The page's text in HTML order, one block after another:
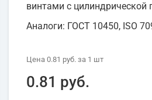
винтами с цилиндрической
Аналоги: ГОСТ 10450, ISO
Цена 0.81 руб. за 1 шт
0.81 руб.